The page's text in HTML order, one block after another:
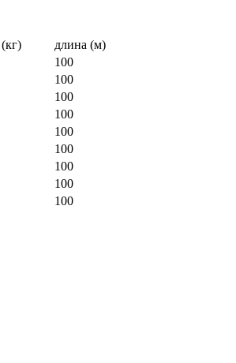
длина (м)
100
100
100
100
100
100
100
100
100